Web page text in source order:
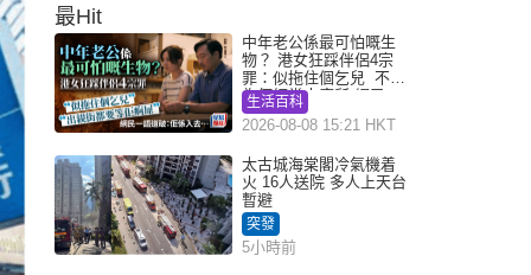
最Hit
中年老公係最可怕嘅生
物？ 港女狂踩伴侶4宗
罪：似拖住個乞兒 不解
為何經常去廁所 網民一
語道破
生活百科
2026-08-08 15:21 HKT
太古城海棠閣冷氣機着
火 16人送院 多人上天台
暫避
突發
5小時前